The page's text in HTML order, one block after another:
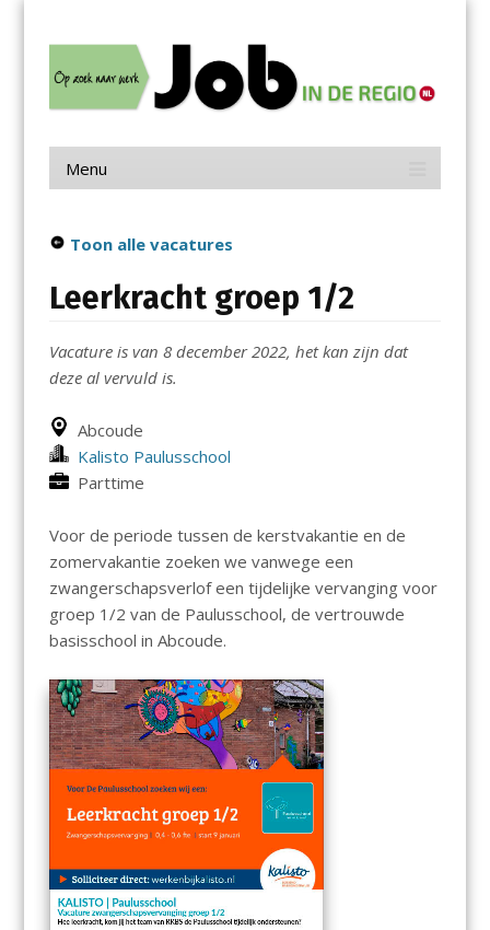
contentJob in de Regio
Menu
Toon alle vacatures
Leerkracht groep 1/2
Vacature is van 8 december 2022, het kan zijn dat
deze al vervuld is.
Abcoude
Kalisto Paulusschool
Parttime
Voor de periode tussen de kerstvakantie en de
zomervakantie zoeken we vanwege een
zwangerschapsverlof een tijdelijke vervanging voor
groep 1/2 van de Paulusschool, de vertrouwde
basisschool in Abcoude.